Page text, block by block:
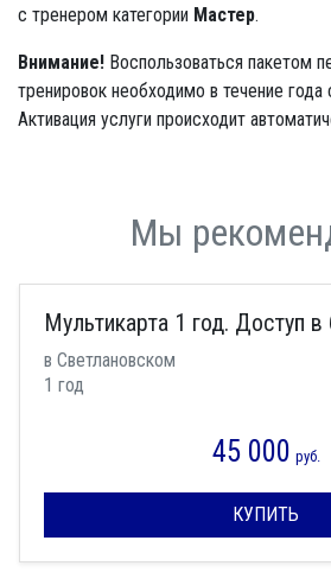
с тренером категории Мастер.
Внимание! Воспользоваться пакетом
тренировок необходимо в течение года
Активация услуги происходит
Мы
Мультикарта 1 год. Доступ в
в Светлановском
1 год
45 000 руб.
КУПИТЬ